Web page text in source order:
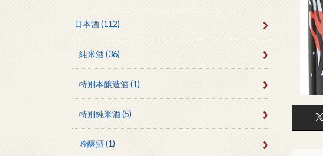
日本酒(112)
純米酒(36)
特別本醸造酒(1)
特別純米酒(5)
吟醸酒(1)